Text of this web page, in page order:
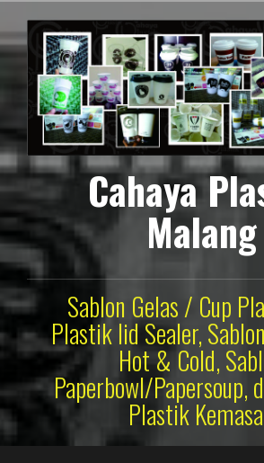
ke
konten
Cahaya
Malang
Sablon Gelas / Cup
Plastik lid Sealer,
Hot & Cold,
Paperbowl/Papersoup,
Plastik